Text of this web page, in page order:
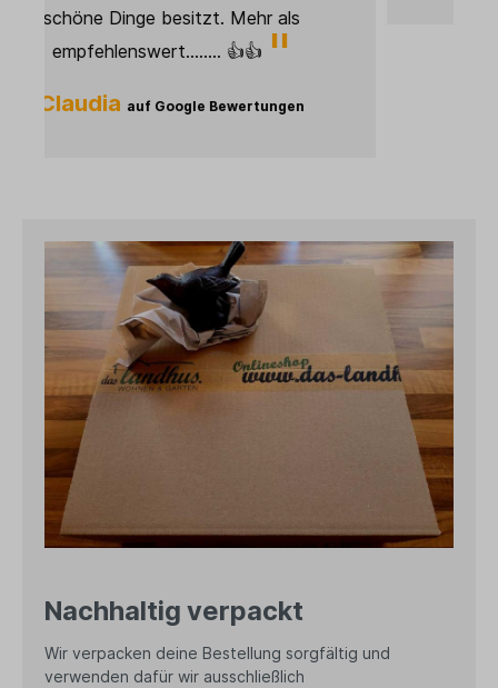
Nachhaltig verpackt
Wir verpacken deine Bestellung sorgfältig und
verwenden dafür wir ausschließlich